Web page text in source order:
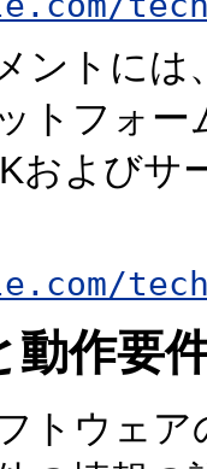
ントに
トフォ
およびサ
動作要
トウェ